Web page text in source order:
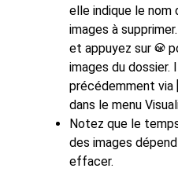
elle indique le nom
images à
et appuyez sur J
images du dossier.
précédemment via
dans le menu
Notez que le
des images
effacer.